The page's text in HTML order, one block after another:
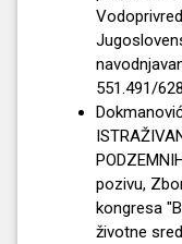
551.491/
pozivu,
kongresa
životne